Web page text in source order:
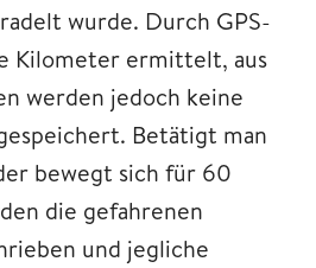
wurde. Durch GPS-
Kilometer ermittelt, aus
werden jedoch keine
Betätigt man
bewegt sich für 60
die gefahrenen
und jegliche